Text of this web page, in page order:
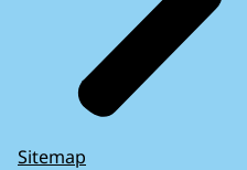
Sitemap